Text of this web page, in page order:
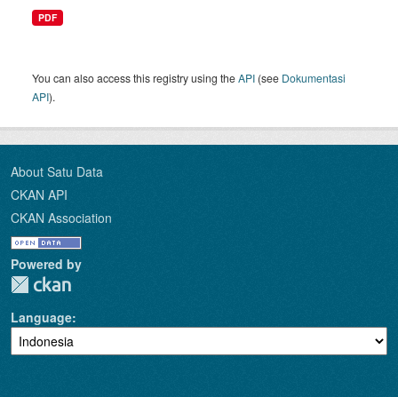
PDF
You can also access this registry using theAPI (see Dokumentasi
API).
About Satu Data
CKAN API
CKAN Association
Powered by
Language